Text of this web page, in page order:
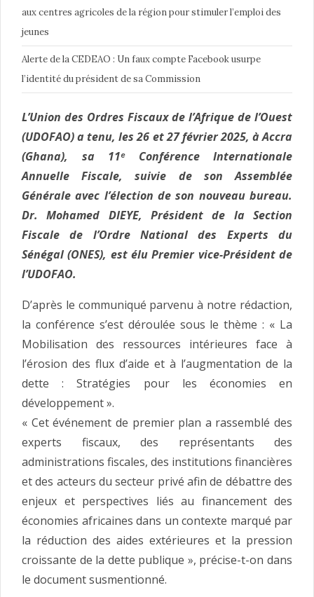
aux centres agricoles de la région pour stimuler l’emploi des
jeunes
Alerte de la CEDEAO : Un faux compte Facebook usurpe
l’identité du président de sa Commission
L’Union des Ordres Fiscaux de l’Afrique de l’Ouest
(UDOFAO) a tenu, les 26 et 27 février 2025, à Accra
(Ghana), sa 11ᵉ Conférence Internationale
Annuelle Fiscale, suivie de son Assemblée
Générale avec l’élection de son nouveau bureau.
Dr. Mohamed DIEYE, Président de la Section
Fiscale de l’Ordre National des Experts du
Sénégal (ONES), est élu Premier vice-Président de
l’UDOFAO.
D’après le communiqué parvenu à notre rédaction,
la conférence s’est déroulée sous le thème : « La
Mobilisation des ressources intérieures face à
l’érosion des flux d’aide et à l’augmentation de la
dette : Stratégies pour les économies en
développement ».
« Cet événement de premier plan a rassemblé des
experts fiscaux, des représentants des
administrations fiscales, des institutions financières
et des acteurs du secteur privé afin de débattre des
enjeux et perspectives liés au financement des
économies africaines dans un contexte marqué par
la réduction des aides extérieures et la pression
croissante de la dette publique », précise-t-on dans
le document susmentionné.